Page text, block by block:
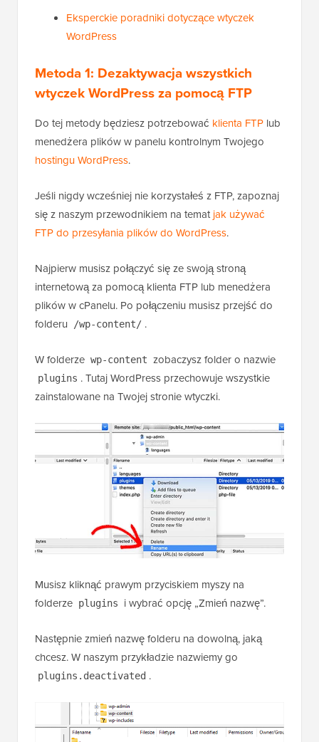
Eksperckie poradniki dotyczące wtyczek
WordPress
Metoda 1: Dezaktywacja wszystkich
wtyczek WordPress za pomocą FTP
Do tej metody będziesz potrzebować klienta FTP lub
menedżera plików w panelu kontrolnym Twojego
hostingu WordPress.
Jeśli nigdy wcześniej nie korzystałeś z FTP, zapoznaj
się z naszym przewodnikiem na tematjak używać
FTP do przesyłania plików do WordPress.
Najpierw musisz połączyć się ze swoją stroną
internetową za pomocą klienta FTP lub menedżera
plików w cPanelu. Po połączeniu musisz przejść do
folderu
/wp-content/ .
W folderze wp-content zobaczysz folder o nazwie
plugins . Tutaj WordPress przechowuje wszystkie
zainstalowane na Twojej stronie wtyczki.
Musisz kliknąć prawym przyciskiem myszy na
folderze plugins i wybrać opcję „Zmień nazwę”.
Następnie zmień nazwę folderu na dowolną, jaką
chcesz. W naszym przykładzie nazwiemy go
plugins.deactivated .